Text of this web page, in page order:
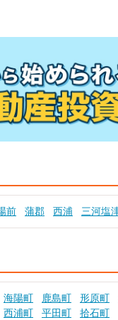
前 蒲郡 西浦 三河塩
海陽町 鹿島町 形原町
西浦町 平田町 拾石町